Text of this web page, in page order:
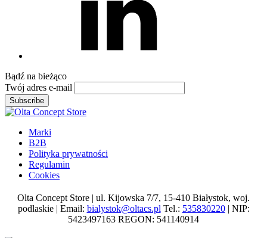
Bądź na bieżąco
Twój adres e-mail
Subscribe
Marki
B2B
Polityka prywatności
Regulamin
Cookies
Olta Concept Store | ul. Kijowska 7/7, 15-410 Białystok, woj.
podlaskie | Email: bialystok@oltacs.pl Tel.: 535830220| NIP:
5423497163 REGON: 541140914